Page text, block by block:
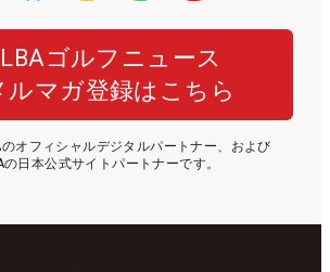
ゴルフニュース
ルマガ登録はこちら
オフィシャルデジタルパートナー、および
の日本公式サイトパートナーです。